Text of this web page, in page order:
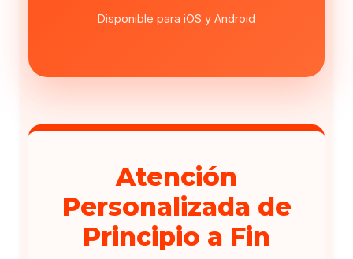
Disponible para iOS y Android
Atención
Personalizada de
Principio a Fin